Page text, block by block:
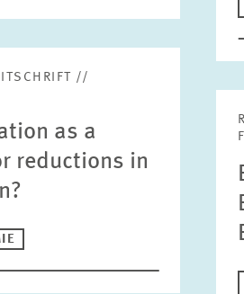
//
as a
reductions in